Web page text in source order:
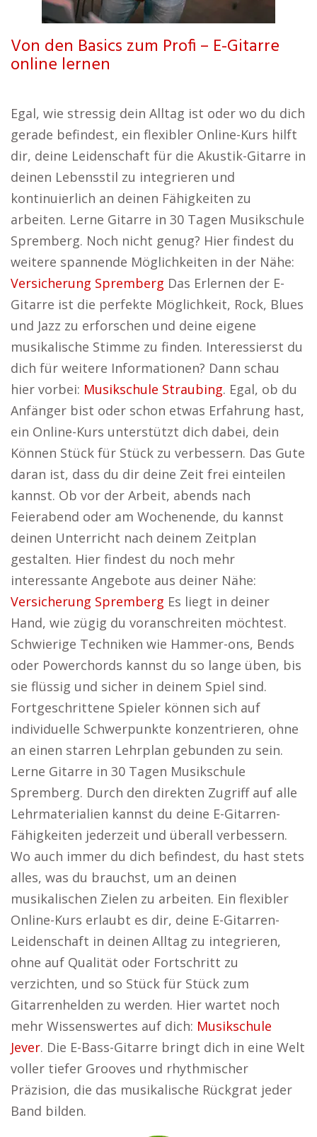
Von den Basics zum Profi – E-Gitarre
online lernen
Egal, wie stressig dein Alltag ist oder wo du dich
gerade befindest, ein flexibler Online-Kurs hilft
dir, deine Leidenschaft für die Akustik-Gitarre in
deinen Lebensstil zu integrieren und
kontinuierlich an deinen Fähigkeiten zu
arbeiten. Lerne Gitarre in 30 Tagen Musikschule
Spremberg. Noch nicht genug? Hier findest du
weitere spannende Möglichkeiten in der Nähe:
Versicherung Spremberg Das Erlernen der E-
Gitarre ist die perfekte Möglichkeit, Rock, Blues
und Jazz zu erforschen und deine eigene
musikalische Stimme zu finden. Interessierst du
dich für weitere Informationen? Dann schau
hier vorbei: Musikschule Straubing. Egal, ob du
Anfänger bist oder schon etwas Erfahrung hast,
ein Online-Kurs unterstützt dich dabei, dein
Können Stück für Stück zu verbessern. Das Gute
daran ist, dass du dir deine Zeit frei einteilen
kannst. Ob vor der Arbeit, abends nach
Feierabend oder am Wochenende, du kannst
deinen Unterricht nach deinem Zeitplan
gestalten. Hier findest du noch mehr
interessante Angebote aus deiner Nähe:
Versicherung Spremberg Es liegt in deiner
Hand, wie zügig du voranschreiten möchtest.
Schwierige Techniken wie Hammer-ons, Bends
oder Powerchords kannst du so lange üben, bis
sie flüssig und sicher in deinem Spiel sind.
Fortgeschrittene Spieler können sich auf
individuelle Schwerpunkte konzentrieren, ohne
an einen starren Lehrplan gebunden zu sein.
Lerne Gitarre in 30 Tagen Musikschule
Spremberg. Durch den direkten Zugriff auf alle
Lehrmaterialien kannst du deine E-Gitarren-
Fähigkeiten jederzeit und überall verbessern.
Wo auch immer du dich befindest, du hast stets
alles, was du brauchst, um an deinen
musikalischen Zielen zu arbeiten. Ein flexibler
Online-Kurs erlaubt es dir, deine E-Gitarren-
Leidenschaft in deinen Alltag zu integrieren,
ohne auf Qualität oder Fortschritt zu
verzichten, und so Stück für Stück zum
Gitarrenhelden zu werden. Hier wartet noch
mehr Wissenswertes auf dich: Musikschule
Jever. Die E-Bass-Gitarre bringt dich in eine Welt
voller tiefer Grooves und rhythmischer
Präzision, die das musikalische Rückgrat jeder
Band bilden.